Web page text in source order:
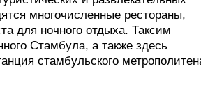
многочисленные рестораны,
для ночного отдыха. Таксим
Стамбула, а также здесь
стамбульского